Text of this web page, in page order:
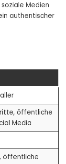
Medien
authentischer
öffentliche
Media
öffentliche